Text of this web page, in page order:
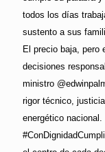
todos los días
sustento a sus
El precio baja, pero
decisiones
ministro
rigor técnico,
energético nacional.